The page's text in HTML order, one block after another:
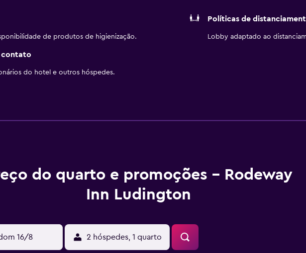
de produtos de higienização.
Políticas de
Lobby adaptado ao
contato
do hotel e outros hóspedes.
do quarto e promoções - Rodeway
Inn Ludington
16/8 2 hóspedes, 1 quarto